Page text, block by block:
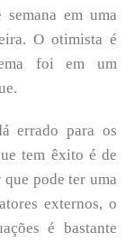
em uma
O otimista é
foi em um
errado para os
tem êxito é de
pode ter uma
externos, o
é bastante